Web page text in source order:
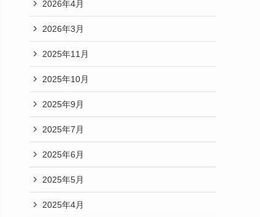
2026年4月
2026年3月
2025年11月
2025年10月
2025年9月
2025年7月
2025年6月
2025年5月
2025年4月